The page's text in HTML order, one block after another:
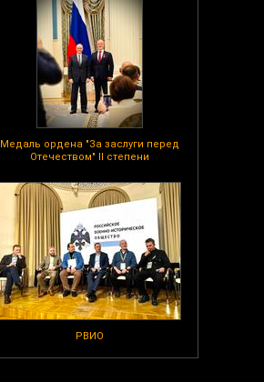
Медаль ордена "За заслуги перед
Отечеством" II степени
РВИО